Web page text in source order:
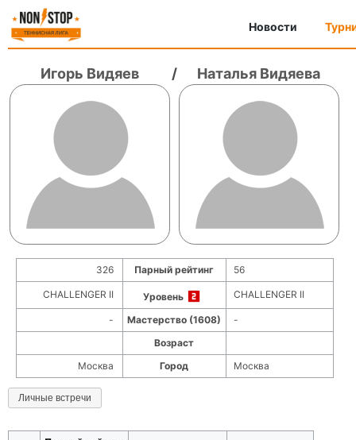
Новости
Игорь Видяев / Наталья Видяева
326 Парный рейтинг 56
CHALLENGER II Уровень CHALLENGER II
- Мастерство (1608)
-
Возраст
Москва
Город Москва
Личные встречи